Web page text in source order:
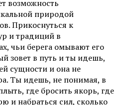
возможность
природой
Прикоснуться к
и традиций в
чьи берега омывают его
зовет в путь и ты идешь,
сущности и она не
Ты идешь, не понимая, в
где бросить якорь, где
и набраться сил, сколько